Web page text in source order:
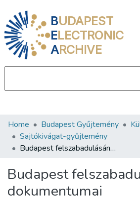
BUDAPEST
ELECTRONIC
ARCHIVE
Communities & Collections
All of DSpace
About us
Home Budapest Gyűjtemény
Sajtókivágat-gyűjtemény
Budapest felszabadulásának dokumentumai
Budapest
dokumentumai